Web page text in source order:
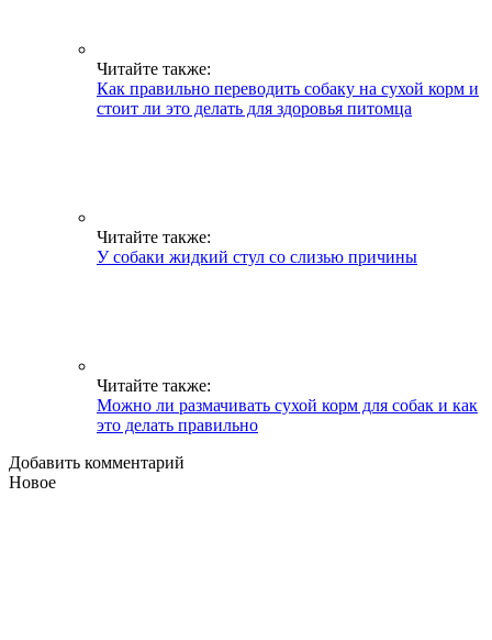
Читайте также:
Как правильно переводить собаку на сухой корм и
стоит ли это делать для здоровья питомца
Читайте также:
У собаки жидкий стул со слизью причины
Читайте также:
Можно ли размачивать сухой корм для собак и как
это делать правильно
Добавить комментарий
Новое